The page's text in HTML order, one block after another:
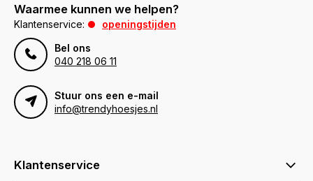
Waarmee kunnen we helpen?
Klantenservice:
openingstijden
Bel ons
040 218 06 11
Stuur ons een e-mail
info@trendyhoesjes.nl
Klantenservice